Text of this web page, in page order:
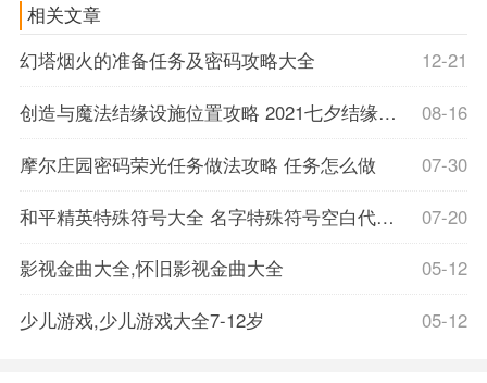
相关文章
12-21
幻塔烟火的准备任务及密码攻略大全
08-16
创造与魔法结缘设施位置攻略 2021七夕结缘设施坐标大全
07-30
摩尔庄园密码荣光任务做法攻略 任务怎么做
07-20
和平精英特殊符号大全 名字特殊符号空白代码怎么弄
05-12
影视金曲大全,怀旧影视金曲大全
05-12
少儿游戏,少儿游戏大全7-12岁